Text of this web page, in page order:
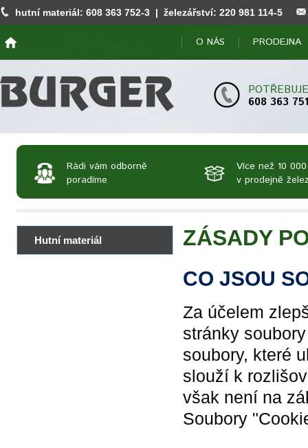
hutní materiál: 608 363 752-3 | železářství: 220 981 114-5
O NÁS PRODEJNA
608 363 751
Rádi vám odborně
poradíme
Více než 10
v prodejně
Hutní materiál ZÁSADY
CO JSOU
Za účelem
stránky
soubory, které
slouží k
však není na
Soubory